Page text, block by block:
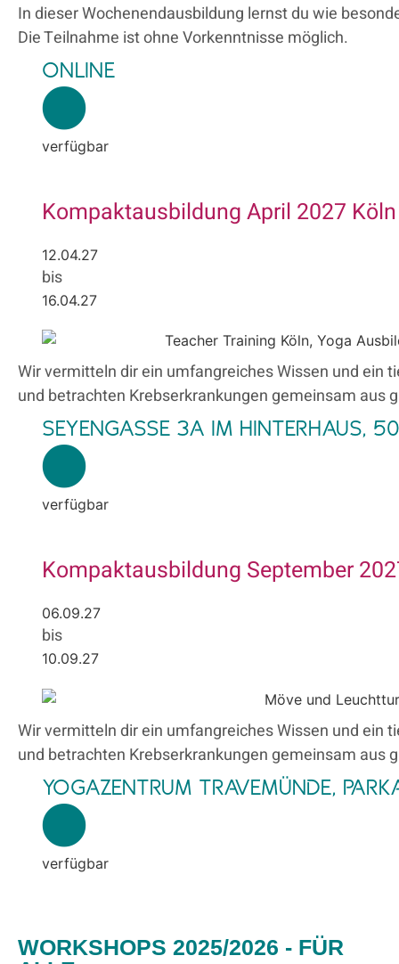
In dieser Wochenendausbildung lernst du wie
Die Teilnahme ist ohne Vorkenntnisse möglich.
ONLINE
verfügbar
Kompaktausbildung April 2027 Köln
12.04.27
bis
16.04.27
Wir vermitteln dir ein umfangreiches Wissen und ein
und betrachten Krebserkrankungen gemeinsam aus
SEYENGASSE 3A IM HINTERHAUS,
verfügbar
Kompaktausbildung September
06.09.27
bis
10.09.27
Wir vermitteln dir ein umfangreiches Wissen und ein
und betrachten Krebserkrankungen gemeinsam aus
YOGAZENTRUM TRAVEMÜNDE,
verfügbar
WORKSHOPS 2025/2026 - FÜR